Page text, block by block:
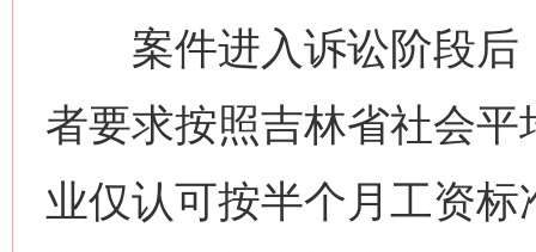
案件进入诉讼阶段后
者要求按照吉林省社会
业仅认可按半个月工资